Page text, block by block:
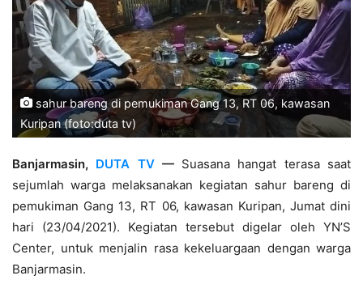
sahur bareng di pemukiman Gang 13, RT 06, kawasan
Kuripan (foto:duta tv)
Banjarmasin, DUTA TV — Suasana hangat terasa saat
sejumlah warga melaksanakan kegiatan sahur bareng di
pemukiman Gang 13, RT 06, kawasan Kuripan, Jumat dini
hari (23/04/2021). Kegiatan tersebut digelar oleh YN’S
Center, untuk menjalin rasa kekeluargaan dengan warga
Banjarmasin.